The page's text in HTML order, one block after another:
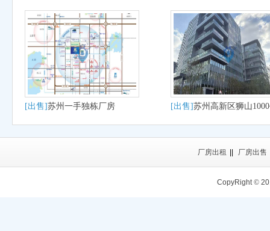
[出售]苏州一手独栋厂房 [出售]苏州高新区狮山
大平层户型适合研发办公
厂房出租 厂房出售
CopyRight©